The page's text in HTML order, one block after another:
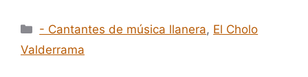
Categorías
- Cantantes de música llanera, El Cholo
Valderrama